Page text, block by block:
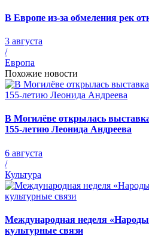
В Европе из-за обмеления рек
3 августа
/
Европа
Похожие новости
В Могилёве открылась
155-летию Леонида Андреева
6 августа
/
Культура
Международная неделя
культурные связи